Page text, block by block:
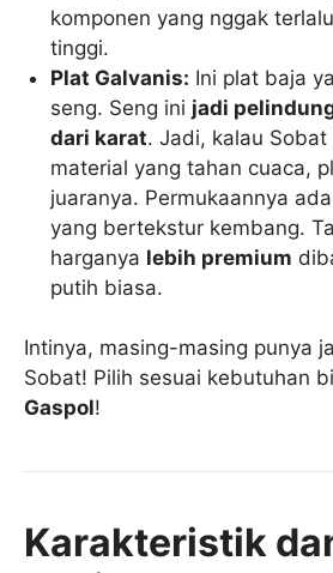
komponen yang nggak
tinggi.
Plat Galvanis: Ini plat baja
seng. Seng ini jadi
dari karat. Jadi, kalau
material yang tahan cuaca,
juaranya. Permukaannya
yang bertekstur kembang.
harganya lebih premium
putih biasa.
Intinya, masing-masing punya
Sobat! Pilih sesuai kebutuhan
Gaspol!
Karakteristik